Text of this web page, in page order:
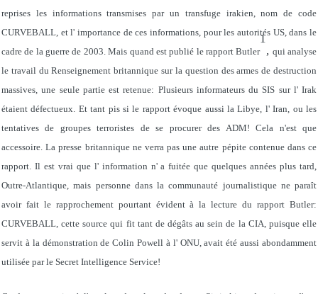
reprises les informations transmises par un transfuge irakien, nom de code
CURVEBALL, et l' importance de ces informations, pour les autorités US, dans le
cadre de la guerre de 2003. Mais quand est publié le rapport Butler
1
, qui analyse
le travail du Renseignement britannique sur la question des armes de destruction
massives, une seule partie est retenue: Plusieurs informateurs du SIS sur l' Irak
étaient défectueux. Et tant pis si le rapport évoque aussi la Libye, l' Iran, ou les
tentatives de groupes terroristes de se procurer des ADM! Cela n'est que
accessoire. La presse britannique ne verra pas une autre pépite contenue dans ce
rapport. Il est vrai que l' information n' a fuitée que quelques années plus tard,
Outre-Atlantique, mais personne dans la communauté journalistique ne paraît
avoir fait le rapprochement pourtant évident à la lecture du rapport Butler:
CURVEBALL, cette source qui fit tant de dégâts au sein de la CIA, puisque elle
servit à la démonstration de Colin Powell à l' ONU, avait été aussi abondamment
utilisée par le Secret Intelligence Service!